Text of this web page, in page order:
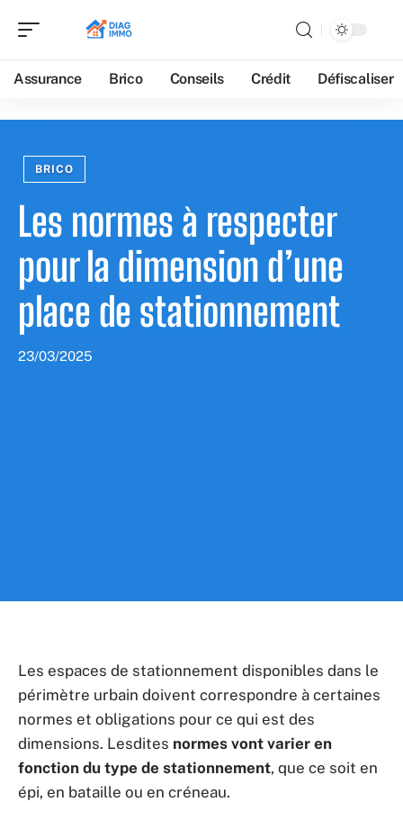
Assurance Brico Conseils Crédit Défiscaliser
BRICO
Les normes à respecter
pour la dimension d’une
place de stationnement
23/03/2025
Les espaces de stationnement disponibles dans le
périmètre urbain doivent correspondre à certaines
normes et obligations pour ce qui est des
dimensions. Lesdites normes vont varier en
fonction du type de stationnement, que ce soit en
épi, en bataille ou en créneau.